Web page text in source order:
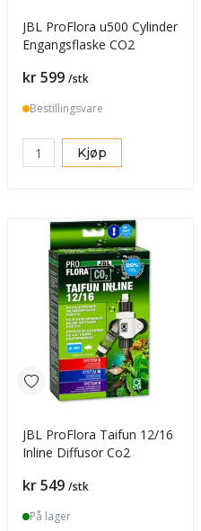
JBL ProFlora u500 Cylinder
Engangsflaske CO2
Pris
kr 599 /stk
Bestillingsvare
Kjøp
JBL ProFlora Taifun 12/16
Inline Diffusor Co2
Pris
kr 549 /stk
På lager